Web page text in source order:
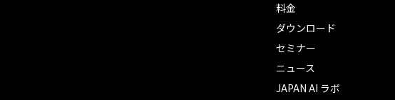
料金
ダウンロード
セミナー
ニュース
JAPAN AI ラボ